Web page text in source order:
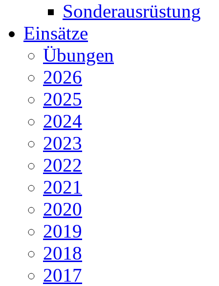
Sonderausrüstung
Einsätze
Übungen
2026
2025
2024
2023
2022
2021
2020
2019
2018
2017